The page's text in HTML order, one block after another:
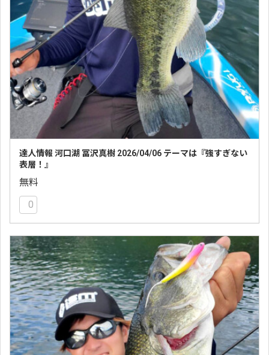
達人情報 河口湖 冨沢真樹 2026/04/06 テーマは『強すぎない
表層！』
無料
0